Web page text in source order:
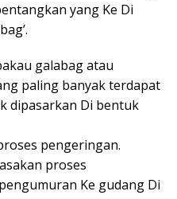
yang Ke Di
galabag atau
paling banyak terdapat
dipasarkan Di bentuk
pengeringan.
proses
Ke gudang Di